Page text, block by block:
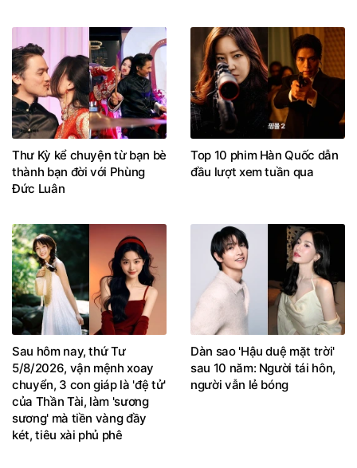
Thư Kỳ kể chuyện từ bạn bè
thành bạn đời với Phùng
Đức Luân
Top 10 phim Hàn Quốc dẫn
đầu lượt xem tuần qua
Sau hôm nay, thứ Tư
5/8/2026, vận mệnh xoay
chuyển, 3 con giáp là 'đệ tử'
của Thần Tài, làm 'sương
sương' mà tiền vàng đầy
két, tiêu xài phủ phê
Dàn sao 'Hậu duệ mặt trời'
sau 10 năm: Người tái hôn,
người vẫn lẻ bóng